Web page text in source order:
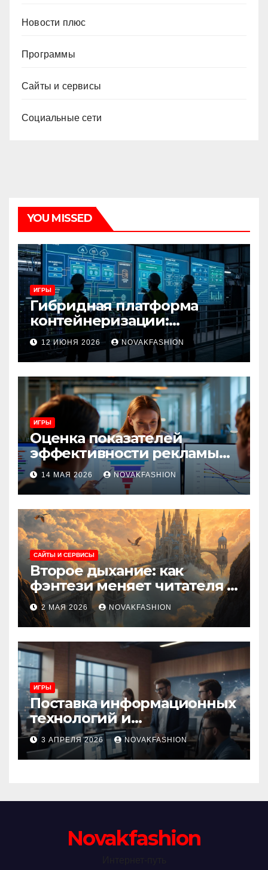
Новости плюс
Программы
Сайты и сервисы
Социальные сети
YOU MISSED
ИГРЫ
Гибридная платформа
контейнеризации:
архитектура, особенности
и сценарии использования
12 ИЮНЯ 2026 NOVAKFASHION
ИГРЫ
Оценка показателей
эффективности рекламы
при атрибуции
множественных точек
касания
14 МАЯ 2026 NOVAKFASHION
САЙТЫ И СЕРВИСЫ
Второе дыхание: как
фэнтези меняет читателя и
культуру
2 МАЯ 2026 NOVAKFASHION
ИГРЫ
Поставка информационных
технологий и
инновационные решения
3 АПРЕЛЯ 2026 NOVAKFASHION
Novakfashion